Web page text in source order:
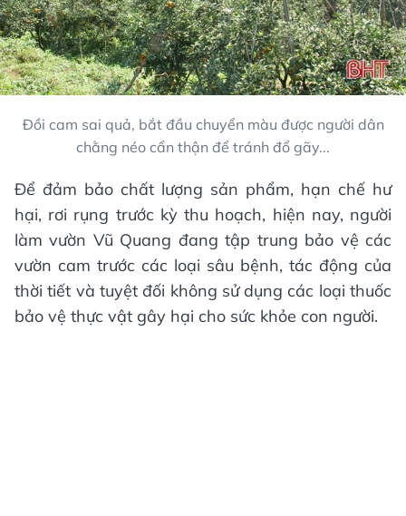
Đồi cam sai quả, bắt đầu chuyển màu được người dân
chằng néo cẩn thận để tránh đổ gãy...
Để đảm bảo chất lượng sản phẩm, hạn chế hư
hại, rơi rụng trước kỳ thu hoạch, hiện nay, người
làm vườn Vũ Quang đang tập trung bảo vệ các
vườn cam trước các loại sâu bệnh, tác động của
thời tiết và tuyệt đối không sử dụng các loại thuốc
bảo vệ thực vật gây hại cho sức khỏe con người.